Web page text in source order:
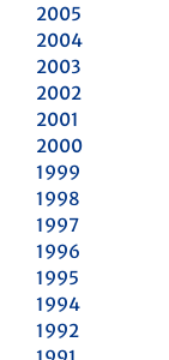
2005
2004
2003
2002
2001
2000
1999
1998
1997
1996
1995
1994
1992